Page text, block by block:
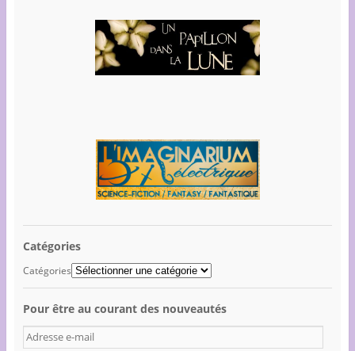
Catégories
Catégories
Pour être au courant des nouveautés
A
d